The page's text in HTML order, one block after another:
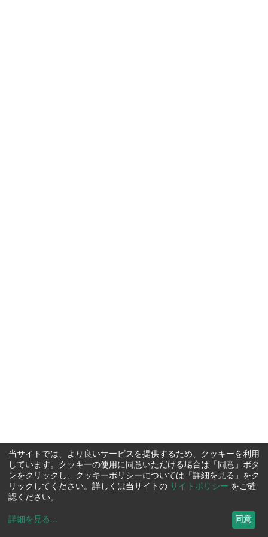
当サイトでは、より良いサービスを提供するため、クッキーを利用
しています。クッキーの使用に同意いただける場合は「同意」ボタ
ンをクリックし、クッキーポリシーについては「詳細を見る」をク
リックしてください。詳しくは当サイトの サイトポリシー をご確
認ください。
詳細を見る ... 同意